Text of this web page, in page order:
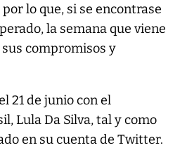
lo que, si se encontrase
la semana que viene
compromisos y
21 de junio con el
Lula Da Silva, tal y como
en su cuenta de Twitter.